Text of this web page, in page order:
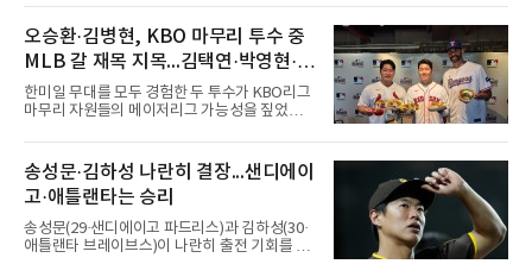
리더를 선택한 것이다.외국인 대체 투수 구성도
마찬가지다. 메이저리그
월 퓨처스 루키상 수상자로 두 선수를 선정했다
고 밝혔다. 대체 선수 대비 승리 기여도(WAR)를
기준으로 전준표가 0.63, 손용준이 0.73으로 각
각 투수와 타자 부문 1위에 올랐다.전준표의 7월
은 완벽했다. 두 경기에 모두 선발 등판해 11이
닝 무실점으로 2승을 챙겼다. 월간 평균자책점
0.00으로 전체 1위, 이닝당 출루허용률(WHIP)
방망이로 존재감을 드러냈다. 지난달 퓨처스리
그 전체에서 가장 많은 20안타를 때
오승환·김병현, KBO 마무리 투수 중
MLB 갈 재목 지목...김택연·박영현·조
병현
한미일 무대를 모두 경험한 두 투수가 KBO리그
마무리 자원들의 메이저리그 가능성을 짚었다.
사평점에서 열린 'MLB 브렉퍼스트 클럽 시즌2'
미디어데이에서 김택연(두산 베어스)과 박영현
(kt wiz), 조병현(SSG 랜더스)을 지목했다. 그는
KBO리그에 구속과 신체 능력이 좋은 선수가 많
다며 세 이름을 꺼냈다.다만 조건을 달았다. 오승
환은 이들이 경기 운영 능력과 경험을 더 쌓으면
메이저리그 진출이 가능하다면서도, 지금보다
송성문·김하성 나란히 결장...샌디에이
고·애틀랜타는 승리
송성문(29·샌디에이고 파드리스)과 김하성(30·
애틀랜타 브레이브스)이 나란히 출전 기회를 잡